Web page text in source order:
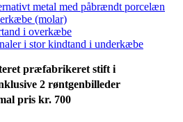
metal med påbrændt porcelæn
(molar)
i overkæbe
i stor kindtand i underkæbe
præfabrikeret stift i
2 røntgenbilleder
pris kr. 700